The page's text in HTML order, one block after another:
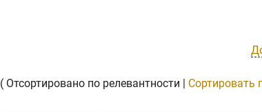
( Отсортировано по релевантности | Сортировать